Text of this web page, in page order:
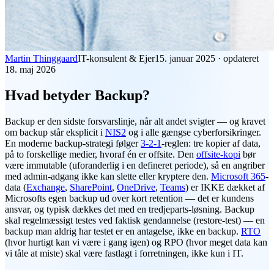
Martin ThinggaardIT-konsulent & Ejer15. januar 2025 · opdateret
18. maj 2026
Hvad betyder Backup?
Backup er den sidste forsvarslinje, når alt andet svigter — og kravet
om backup står eksplicit i NIS2 og i alle gængse cyberforsikringer.
En moderne backup-strategi følger3-2-1-reglen: tre kopier af data,
på to forskellige medier, hvoraf én er offsite. Den offsite-kopi bør
være immutable (uforanderlig i en defineret periode), så en angriber
med admin-adgang ikke kan slette eller kryptere den. Microsoft 365-
data (Exchange, SharePoint, OneDrive, Teams) er IKKE dækket af
Microsofts egen backup ud over kort retention — det er kundens
ansvar, og typisk dækkes det med en tredjeparts-løsning. Backup
skal regelmæssigt testes ved faktisk gendannelse (restore-test) — en
backup man aldrig har testet er en antagelse, ikke en backup. RTO
(hvor hurtigt kan vi være i gang igen) og RPO (hvor meget data kan
vi tåle at miste) skal være fastlagt i forretningen, ikke kun i IT.